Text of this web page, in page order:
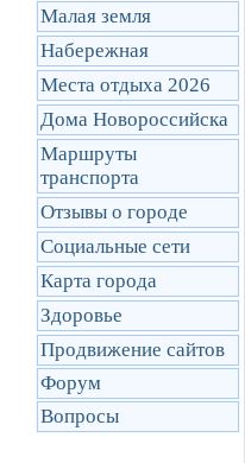
Малая земля
Набережная
Места отдыха 2026
Дома Новороссийска
Маршруты
транcпорта
Отзывы о городе
Социальные сети
Карта города
Здоровье
Продвижение сайтов
Форум
Вопросы